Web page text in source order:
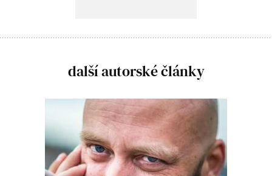
další autorské články